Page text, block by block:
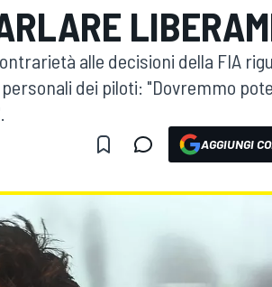
alle decisioni della FIA
dei piloti: "Dovremmo
AGGIUNGI